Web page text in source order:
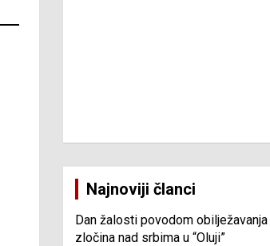
Najnoviji članci
Dan žalosti povodom
zločina nad srbima u “Oluji”